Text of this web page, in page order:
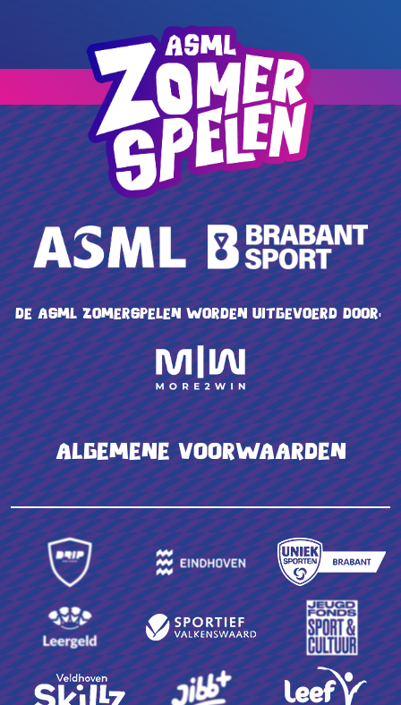
De ASML Zomerspelen worden uitgevoerd door:
Algemene voorwaarden